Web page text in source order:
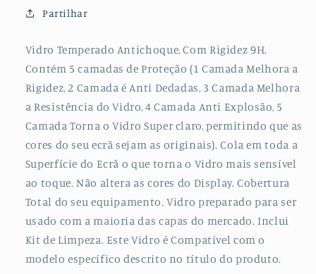
Huawei
8X
Max
Max
Partilhar
Vidro Temperado Antichoque, Com Rigidez 9H.
Contém 5 camadas de Proteção (1 Camada Melhora a
Rigidez, 2 Camada é Anti Dedadas, 3 Camada Melhora
a Resistência do Vidro, 4 Camada Anti Explosão, 5
Camada Torna o Vidro Super claro, permitindo que as
cores do seu ecrã sejam as originais). Cola em toda a
Superfície do Ecrã o que torna o Vidro mais sensível
ao toque. Não altera as cores do Display. Cobertura
Total do seu equipamento. Vidro preparado para ser
usado com a maioria das capas do mercado. Inclui
Kit de Limpeza. Este Vidro é Compatível com o
modelo específico descrito no título do produto.